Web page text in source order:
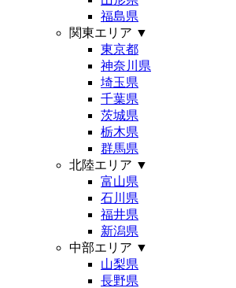
福島県
関東エリア ▼
東京都
神奈川県
埼玉県
千葉県
茨城県
栃木県
群馬県
北陸エリア ▼
富山県
石川県
福井県
新潟県
中部エリア ▼
山梨県
長野県